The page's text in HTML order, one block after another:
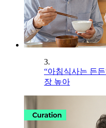
3.
“아침식사는 든
장 높아